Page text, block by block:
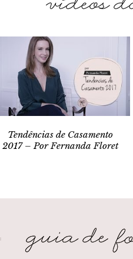
Tendências de Casamento
2017 – Por Fernanda Floret